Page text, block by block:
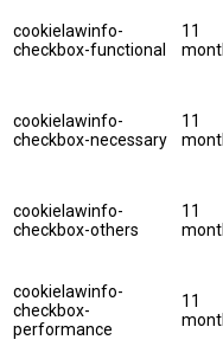
cookielawinfo-
checkbox-functional
11
cookielawinfo-
checkbox-necessary
11
cookielawinfo-
checkbox-others
11
cookielawinfo-
checkbox-
performance
11